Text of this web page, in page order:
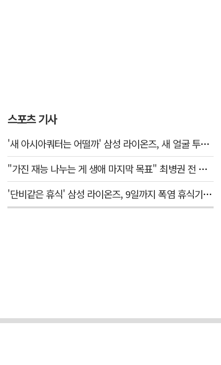
스포츠 기사
'새 아시아쿼터는 어떨까' 삼성 라이온즈, 새 얼굴 투수 미야모리 영입
"가진 재능 나누는 게 생애 마지막 목표" 최병권 전 대구체고 복싱 감독
'단비같은 휴식' 삼성 라이온즈, 9일까지 폭염 휴식기에 재정비